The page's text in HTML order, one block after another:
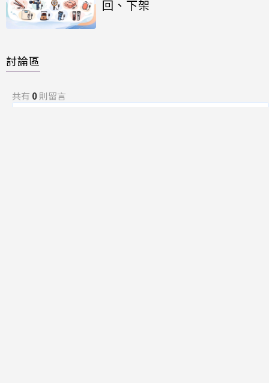
回、下架
討論區
共有 0則留言